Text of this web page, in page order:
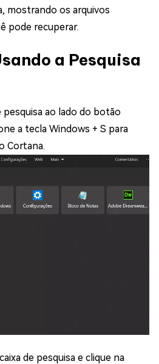
mostrando os arquivos
pode recuperar.
a Pesquisa
pesquisa ao lado do botão
a tecla Windows + S para
Cortana.
de pesquisa e clique na